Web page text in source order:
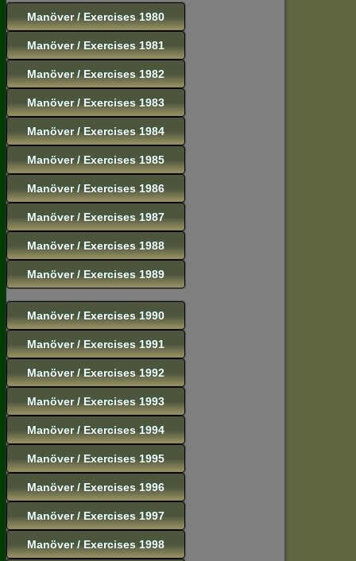
Manöver / Exercises 1980
Manöver / Exercises 1981
Manöver / Exercises 1982
Manöver / Exercises 1983
Manöver / Exercises 1984
Manöver / Exercises 1985
Manöver / Exercises 1986
Manöver / Exercises 1987
Manöver / Exercises 1988
Manöver / Exercises 1989
Manöver / Exercises 1990
Manöver / Exercises 1991
Manöver / Exercises 1992
Manöver / Exercises 1993
Manöver / Exercises 1994
Manöver / Exercises 1995
Manöver / Exercises 1996
Manöver / Exercises 1997
Manöver / Exercises 1998